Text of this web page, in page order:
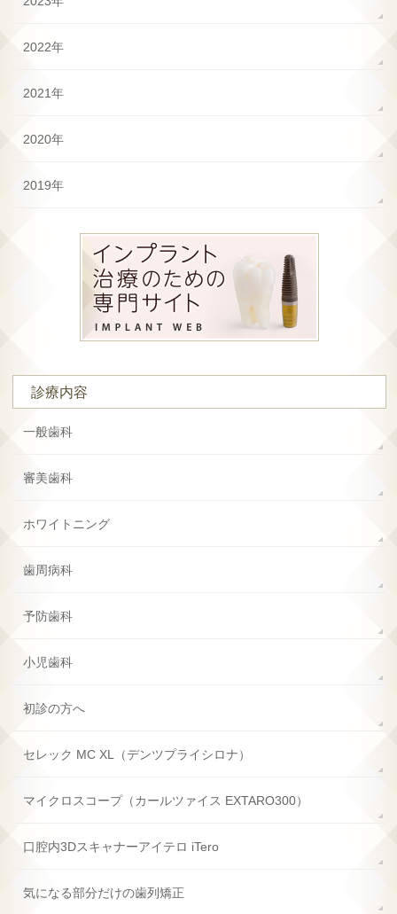
2022年
2021年
2020年
2019年
診療内容
一般歯科
審美歯科
ホワイトニング
歯周病科
予防歯科
小児歯科
初診の方へ
セレック MC XL （デンツプライシロナ）
マイクロスコープ（カールツァイス EXTARO300）
口腔内3Dスキャナーアイテロ iTero
気になる部分だけの歯列矯正